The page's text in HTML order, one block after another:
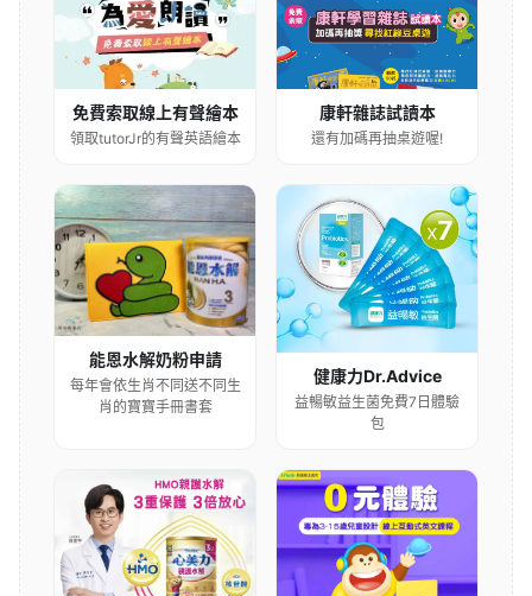
免費索取線上有聲繪本
領取tutorJr的有聲英語繪本
康軒雜誌試讀本
還有加碼再抽桌遊喔!
能恩水解奶粉申請
每年會依生肖不同送不同生
肖的寶寶手冊書套
健康力Dr.Advice
益暢敏益生菌免費7日體驗
包